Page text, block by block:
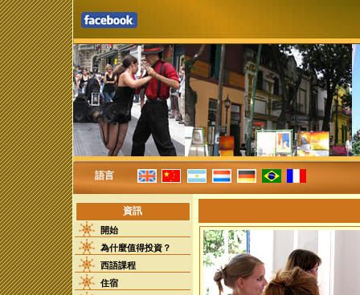
語言
資訊
開始
為什麼值得投資？
西語課程
住宿